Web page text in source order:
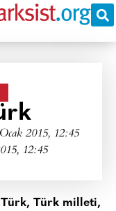
2015, 12:45
12:45
Türk, Türk milleti,